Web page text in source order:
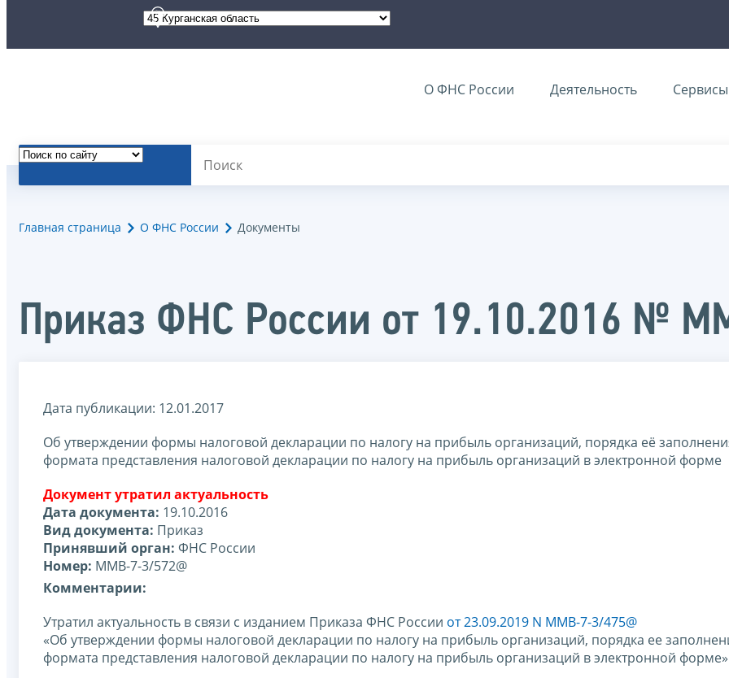
О ФНС России Деятельность Сервисы
Главная страница О ФНС России Документы
Приказ ФНС России от 19.10.2016 №
Дата публикации: 12.01.2017
Об утверждении формы налоговой декларации по налогу на прибыль организаций, порядка её
формата представления налоговой декларации по налогу на прибыль организаций в электронной форме
Документ утратил актуальность
Дата документа: 19.10.2016
Вид документа: Приказ
Принявший орган: ФНС России
Номер: ММВ-7-3/572@
Комментарии:
Утратил актуальность в связи с изданием Приказа ФНС России от 23.09.2019 N ММВ-7-3/475@
«Об утверждении формы налоговой декларации по налогу на прибыль организаций, порядка ее
формата представления налоговой декларации по налогу на прибыль организаций в электронной форме»